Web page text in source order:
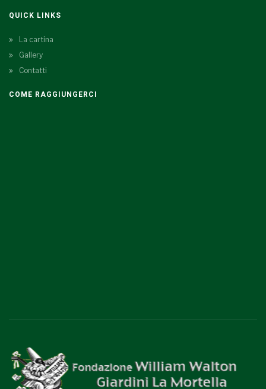
QUICK LINKS
La cartina
Gallery
Contatti
COME RAGGIUNGERCI